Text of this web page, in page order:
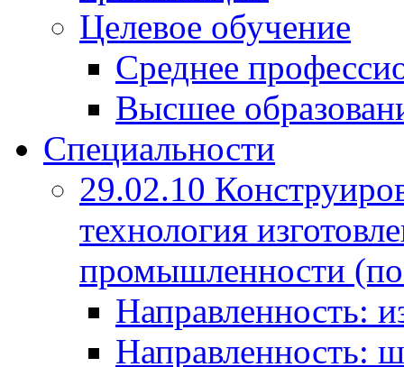
Целевое обучение
Среднее
Высшее
Специальности
29.02.10
технология
промышленности
Направленность:
Направленность: